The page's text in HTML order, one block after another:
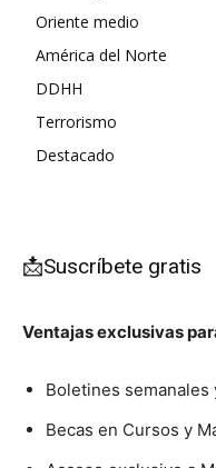
Oriente medio
América del Norte
DDHH
Terrorismo
Destacado
📩Suscríbete gratis
Ventajas exclusivas
Boletines
Becas en Cursos y